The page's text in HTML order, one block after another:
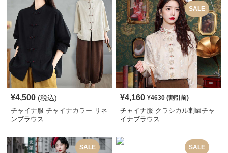
¥4,500 (税込)
チャイナ服 チャイナカラー リネ
ンブラウス
SALE
¥4,160 ¥4630(割引前)
チャイナ服 クラシカル刺繍チャ
イナブラウス
SALE SALE